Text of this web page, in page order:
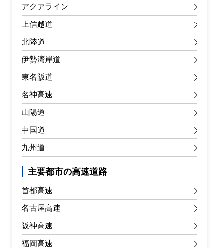
アクアライン
上信越道
北陸道
伊勢湾岸道
東名阪道
名神高速
山陽道
中国道
九州道
主要都市の高速道路
首都高速
名古屋高速
阪神高速
福岡高速